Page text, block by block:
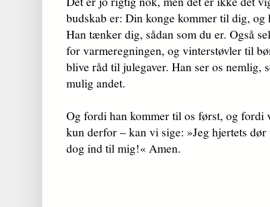
budskab er: Din konge kommer til dig,
Han tænker dig, sådan som du er. Også
for varmeregningen, og vinterstøvler til
blive råd til julegaver. Han ser os nemlig,
mulig andet.
Og fordi han kommer til os først, og fordi
kun derfor – kan vi sige: »Jeg hjertets
dog ind til mig!« Amen.